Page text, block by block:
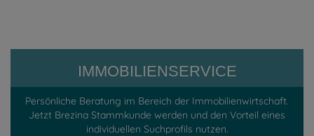
IMMOBILIENSERVICE
Persönliche Beratung im Bereich der Immobilienwirtschaft.
Jetzt Brezina Stammkunde werden und den Vorteil eines
individuellen Suchprofils nutzen.